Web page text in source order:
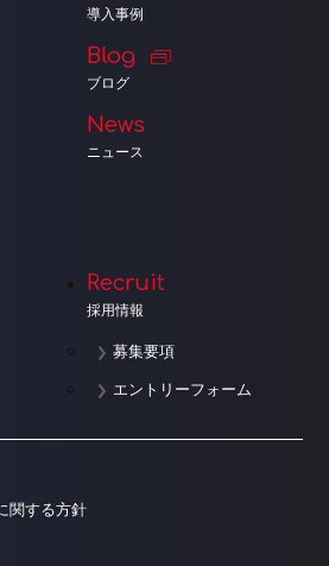
導入事例
Blog
ブログ
News
ニュース
Recruit
採用情報
募集要項
エントリーフォーム
関する方針